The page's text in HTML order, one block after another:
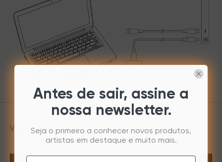
Vídeos
Antes de sair, assine a
nossa newsletter.
Seja o primeiro a conhecer novos produtos,
artistas em destaque e muito mais.